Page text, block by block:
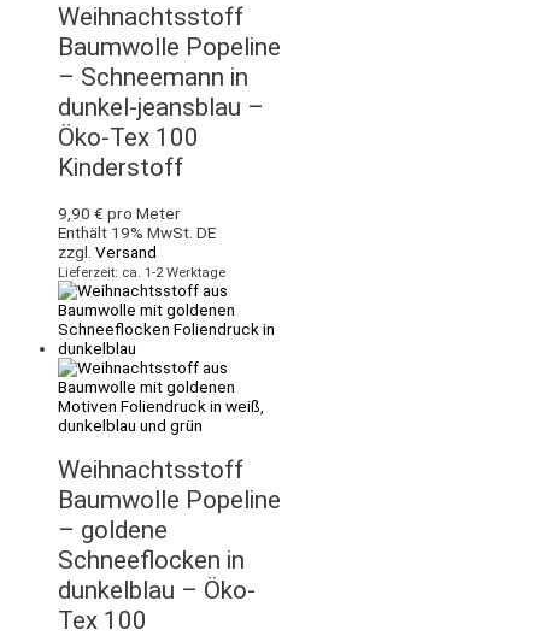
Weihnachtsstoff
Baumwolle Popeline
– Schneemann in
dunkel-jeansblau –
Öko-Tex 100
Kinderstoff
9,90 € pro Meter
Enthält 19% MwSt. DE
zzgl. Versand
Lieferzeit: ca. 1-2 Werktage
Weihnachtsstoff
Baumwolle Popeline
– goldene
Schneeflocken in
dunkelblau – Öko-
Tex 100